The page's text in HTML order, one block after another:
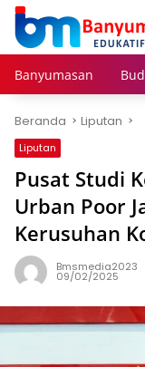
Langsung
konten
Banyumasan
Beranda Liputan
Liputan
Pusat Studi
Urban Poor
Kerusuhan
Bmsmedia2023
09/02/2025